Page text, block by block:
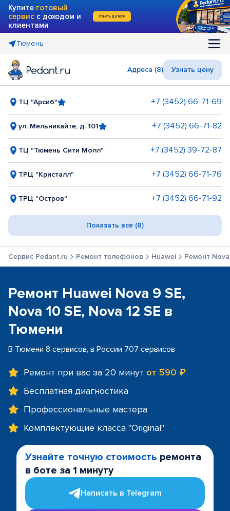
Купите готовый
сервис с доходом и
клиентами
Узнать детали
Тюмень
Адреса (8) Узнать цену
ТЦ "Арсиб" +7 (3452) 66-71-69
ул. Мельникайте, д. 101 +7 (3452) 66-71-82
ТЦ "Тюмень Сити Молл" +7 (3452) 39-72-87
ТРЦ "Кристалл" +7 (3452) 66-71-76
ТРЦ "Остров" +7 (3452) 66-71-92
Показать все (8)
Сервис Pedant.ru Ремонт телефонов Huawei Ремонт Nova
Ремонт Huawei Nova 9 SE,
Nova 10 SE, Nova 12 SE в
Тюмени
В Тюмени 8 сервисов, в России 707 сервисов
Ремонт при вас за 20 минут от 590 ₽
Бесплатная диагностика
Профессиональные мастера
Комплектующие класса "Original"
Узнайте точную стоимость ремонта
в боте за 1 минуту
Написать в Telegram